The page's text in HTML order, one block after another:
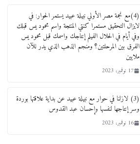
(4)مع نجمة مصر الأولي نبيلة عبيد يستمر الحوار: في
لايزال التحقيق مستمرا كنتي المنتجة واسم محمود يس قبلك
وفي أيام في الحلال الفيلم إنتاجك واسمك قبل محمود يس
الفرق بين المرحلتين؟ ومنجم الذهب الذي يدر للآن
ملايين
17 نوفمبر، 2023
(3) لازلنا في حوار مع نبيلة عبيد عن بداية علاقتها بوردة
وسر إنتاجها لنفسها وإحسان عبد القدوس
16 نوفمبر، 2023